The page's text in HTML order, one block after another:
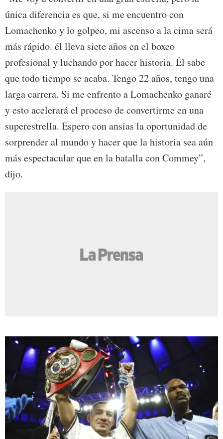
única diferencia es que, si me encuentro con
Lomachenko y lo golpeo, mi ascenso a la cima será
más rápido. él lleva siete años en el boxeo
profesional y luchando por hacer historia. Él sabe
que todo tiempo se acaba. Tengo 22 años, tengo una
larga carrera. Si me enfrento a Lomachenko ganaré
y esto acelerará el proceso de convertirme en una
superestrella. Espero con ansias la oportunidad de
sorprender al mundo y hacer que la historia sea aún
más espectacular que en la batalla con Commey”,
dijo.